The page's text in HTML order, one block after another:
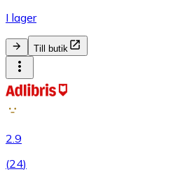
I lager
Till butik
2.9
(24)